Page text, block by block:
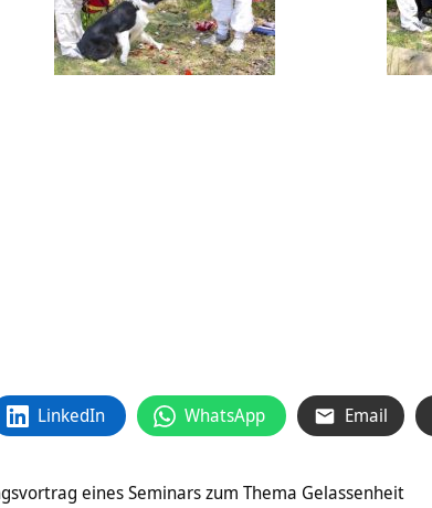
LinkedIn WhatsApp Email
eines Seminars zum Thema Gelassenheit